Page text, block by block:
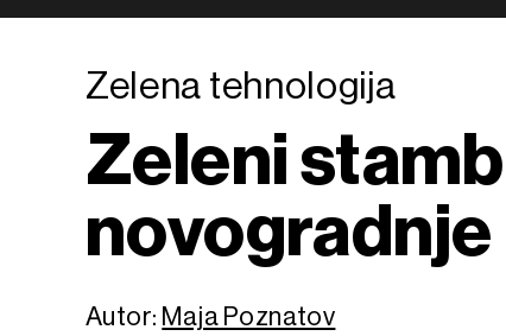
Zelena tehnologija
Zeleni
Autor: Maja Poznatov